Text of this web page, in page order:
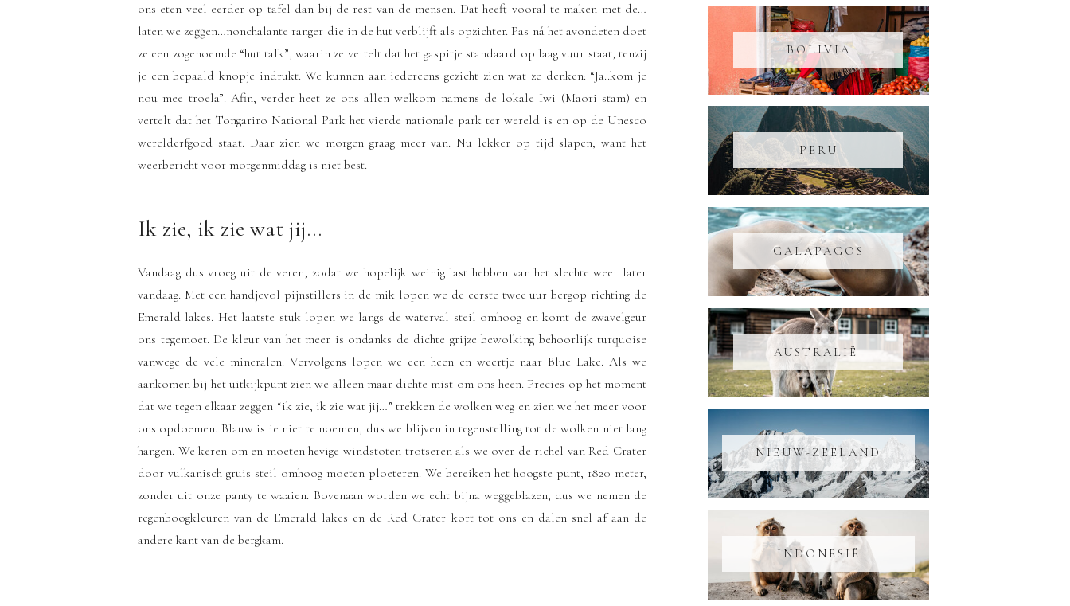
BOLIVIA
PERU
GALAPAGOS
AUSTRALIË
NIEUW-ZEELAND
INDONESIË
ons eten veel eerder op tafel dan bij de rest van de mensen. Dat heeft vooral te maken met de…
laten we zeggen…nonchalante ranger die in de hut verblijft als opzichter. Pas ná het avondeten doet
ze een zogenoemde “hut talk”, waarin ze vertelt dat het gaspitje standaard op laag vuur staat, tenzij
je een bepaald knopje indrukt. We kunnen aan iedereens gezicht zien wat ze denken: “Ja..kom je
nou mee troela”. Afin, verder heet ze ons allen welkom namens de lokale Iwi (Maori stam) en
vertelt dat het Tongariro National Park het vierde nationale park ter wereld is en op de Unesco
werelderfgoed staat. Daar zien we morgen graag meer van. Nu lekker op tijd slapen, want het
weerbericht voor morgenmiddag is niet best.
Ik zie, ik zie wat jij…
Vandaag dus vroeg uit de veren, zodat we hopelijk weinig last hebben van het slechte weer later
vandaag. Met een handjevol pijnstillers in de mik lopen we de eerste twee uur bergop richting de
Emerald lakes. Het laatste stuk lopen we langs de waterval steil omhoog en komt de zwavelgeur
ons tegemoet. De kleur van het meer is ondanks de dichte grijze bewolking behoorlijk turquoise
vanwege de vele mineralen. Vervolgens lopen we een heen en weertje naar Blue Lake. Als we
aankomen bij het uitkijkpunt zien we alleen maar dichte mist om ons heen. Precies op het moment
dat we tegen elkaar zeggen “ik zie, ik zie wat jij…” trekken de wolken weg en zien we het meer voor
ons opdoemen. Blauw is ie niet te noemen, dus we blijven in tegenstelling tot de wolken niet lang
hangen. We keren om en moeten hevige windstoten trotseren als we over de richel van Red Crater
door vulkanisch gruis steil omhoog moeten ploeteren. We bereiken het hoogste punt, 1820 meter,
zonder uit onze panty te waaien. Bovenaan worden we echt bijna weggeblazen, dus we nemen de
regenboogkleuren van de Emerald lakes en de Red Crater kort tot ons en dalen snel af aan de
andere kant van de bergkam.